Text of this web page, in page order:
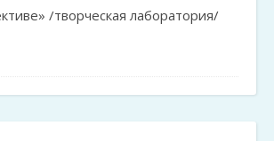
/творческая лаборатория/